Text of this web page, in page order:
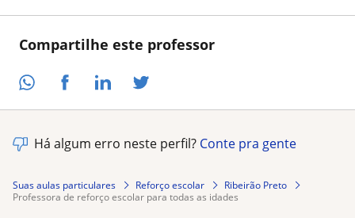
Compartilhe este professor
Há algum erro neste perfil? Conte pra gente
Suas aulas particulares Reforço escolar
Ribeirão Preto
professora de reforço escolar para todas as idades